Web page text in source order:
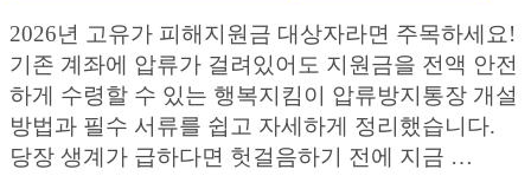
2026년 고유가 피해지원금 대상자라면 주목하세요!
기존 계좌에 압류가 걸려있어도 지원금을 전액 안전
하게 수령할 수 있는 행복지킴이 압류방지통장 개설
방법과 필수 서류를 쉽고 자세하게 정리했습니다.
당장 생계가 급하다면 헛걸음하기 전에 지금 …